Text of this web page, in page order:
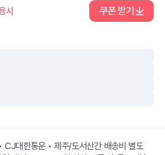
시 쿠폰 받기
CJ대한통운 • 제주/도서산간 배송비 별도